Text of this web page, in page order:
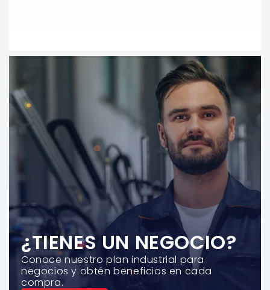
¿TIENES UN NEGOCIO?
Conoce nuestro plan industrial para
negocios y obtén beneficios en cada
compra.